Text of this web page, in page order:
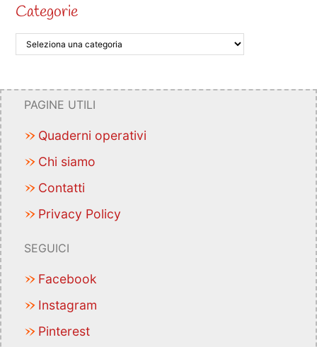
Categorie
PAGINE UTILI
Quaderni operativi
Chi siamo
Contatti
Privacy Policy
SEGUICI
Facebook
Instagram
Pinterest